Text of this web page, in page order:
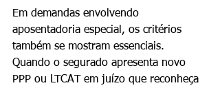
Em demandas envolvendo
aposentadoria especial, os critérios
também se mostram essenciais.
Quando o segurado apresenta novo
PPP ou LTCAT em juízo que reconheça